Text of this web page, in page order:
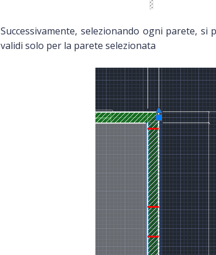
Successivamente, selezionando ogni parete,
validi solo per la parete selezionata